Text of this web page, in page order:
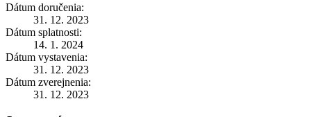
Dátum doručenia:
31. 12. 2023
Dátum splatnosti:
14. 1. 2024
Dátum vystavenia:
31. 12. 2023
Dátum zverejnenia:
31. 12. 2023